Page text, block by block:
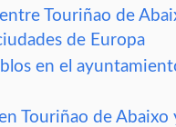
Touriñao de
de Europa
en el
Touriñao de Abaixo